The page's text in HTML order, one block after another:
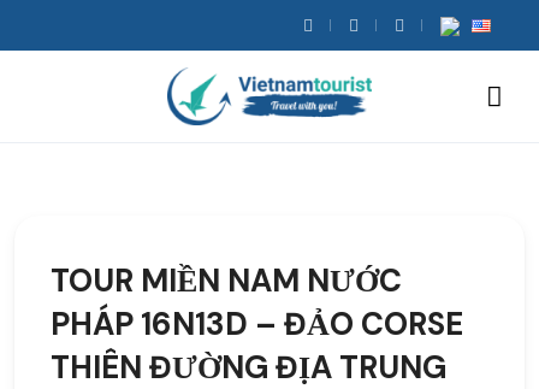
TOUR MIỀN NAM NƯỚC
PHÁP 16N13D – ĐẢO CORSE
THIÊN ĐƯỜNG ĐỊA TRUNG